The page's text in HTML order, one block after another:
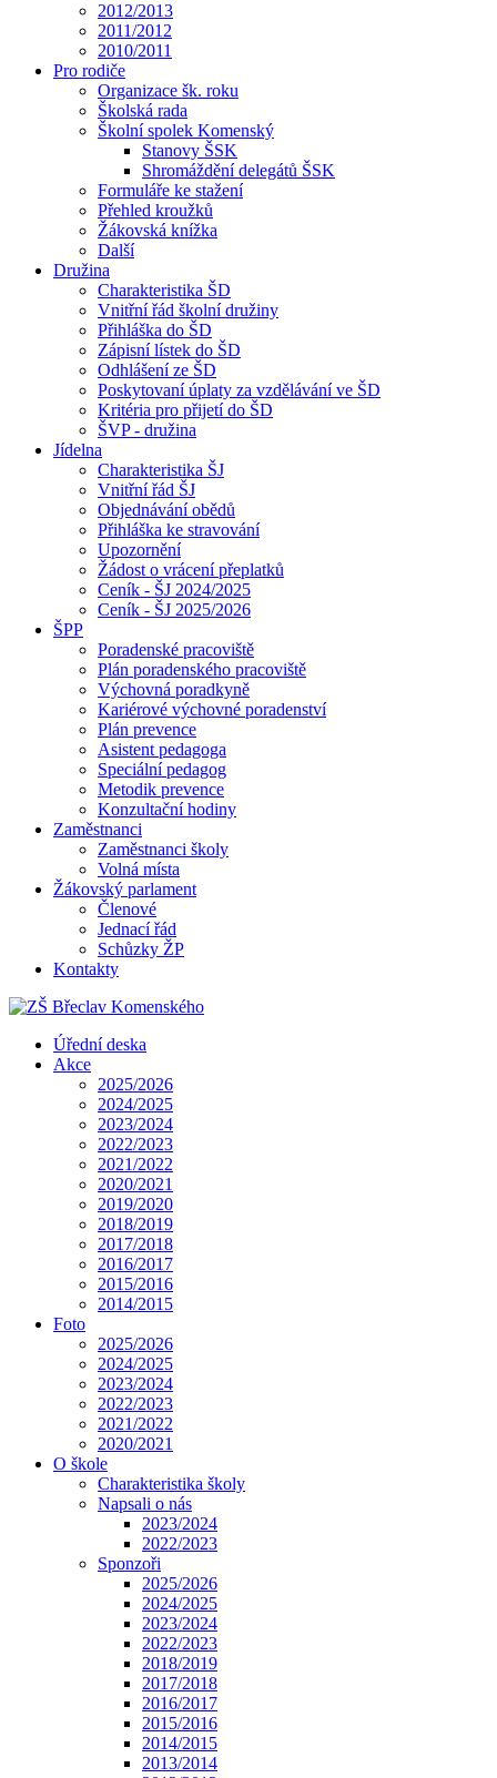
2012/2013
2011/2012
2010/2011
Pro rodiče
Organizace šk. roku
Školská rada
Školní spolek Komenský
Stanovy ŠSK
Shromáždění delegátů ŠSK
Formuláře ke stažení
Přehled kroužků
Žákovská knížka
Další
Družina
Charakteristika ŠD
Vnitřní řád školní družiny
Přihláška do ŠD
Zápisní lístek do ŠD
Odhlášení ze ŠD
Poskytovaní úplaty za vzdělávání ve ŠD
Kritéria pro přijetí do ŠD
ŠVP - družina
Jídelna
Charakteristika ŠJ
Vnitřní řád ŠJ
Objednávání obědů
Přihláška ke stravování
Upozornění
Žádost o vrácení přeplatků
Ceník - ŠJ 2024/2025
Ceník - ŠJ 2025/2026
ŠPP
Poradenské pracoviště
Plán poradenského pracoviště
Výchovná poradkyně
Kariérové výchovné poradenství
Plán prevence
Asistent pedagoga
Speciální pedagog
Metodik prevence
Konzultační hodiny
Zaměstnanci
Zaměstnanci školy
Volná místa
Žákovský parlament
Členové
Jednací řád
Schůzky ŽP
Kontakty
Úřední deska
Akce
2025/2026
2024/2025
2023/2024
2022/2023
2021/2022
2020/2021
2019/2020
2018/2019
2017/2018
2016/2017
2015/2016
2014/2015
Foto
2025/2026
2024/2025
2023/2024
2022/2023
2021/2022
2020/2021
O škole
Charakteristika školy
Napsali o nás
2023/2024
2022/2023
Sponzoři
2025/2026
2024/2025
2023/2024
2022/2023
2018/2019
2017/2018
2016/2017
2015/2016
2014/2015
2013/2014